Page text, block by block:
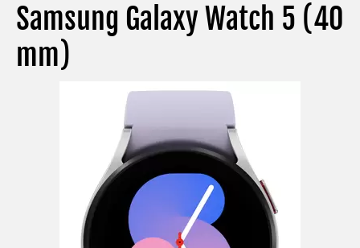
Samsung Galaxy Watch 5 (40
mm)